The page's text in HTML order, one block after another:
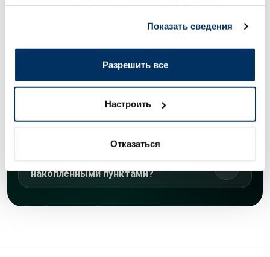
Показать сведения
Разрешить все
Настроить
Отказаться
покупку?
Как я могу использовать
накопленные пункты?
накопленные пункты?
В каких случаях пункты не
накопленными пунктами?